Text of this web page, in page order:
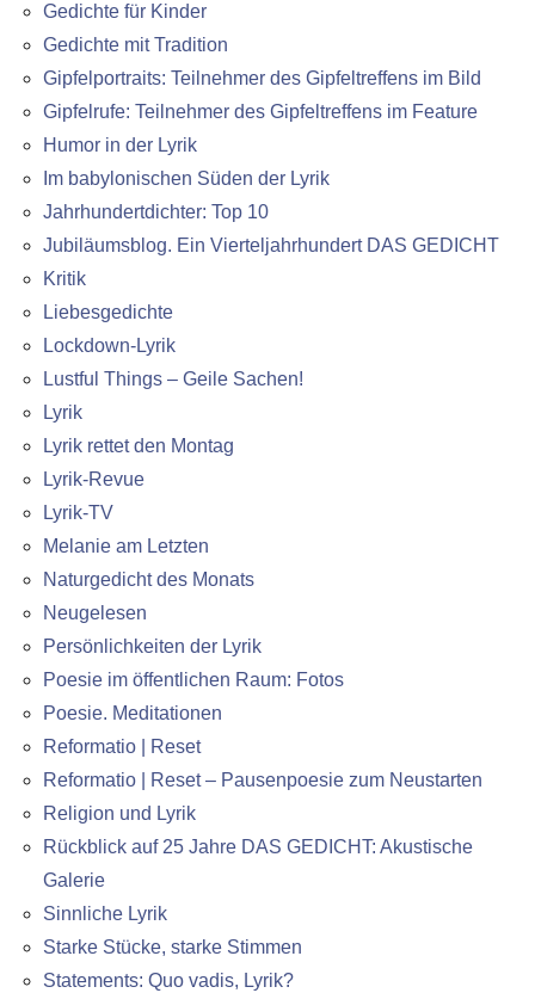
Gedichte für Kinder
Gedichte mit Tradition
Gipfelportraits: Teilnehmer des Gipfeltreffens im Bild
Gipfelrufe: Teilnehmer des Gipfeltreffens im Feature
Humor in der Lyrik
Im babylonischen Süden der Lyrik
Jahrhundertdichter: Top 10
Jubiläumsblog. Ein Vierteljahrhundert DAS GEDICHT
Kritik
Liebesgedichte
Lockdown-Lyrik
Lustful Things – Geile Sachen!
Lyrik
Lyrik rettet den Montag
Lyrik-Revue
Lyrik-TV
Melanie am Letzten
Naturgedicht des Monats
Neugelesen
Persönlichkeiten der Lyrik
Poesie im öffentlichen Raum: Fotos
Poesie. Meditationen
Reformatio | Reset
Reformatio | Reset – Pausenpoesie zum Neustarten
Religion und Lyrik
Rückblick auf 25 Jahre DAS GEDICHT: Akustische
Galerie
Sinnliche Lyrik
Starke Stücke, starke Stimmen
Statements: Quo vadis, Lyrik?